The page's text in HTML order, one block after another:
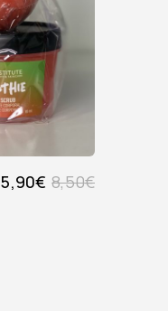
8,50€
5,90€